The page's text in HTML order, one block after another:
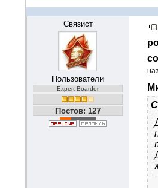
Связист
Пользователи
Expert Boarder
Постов: 127